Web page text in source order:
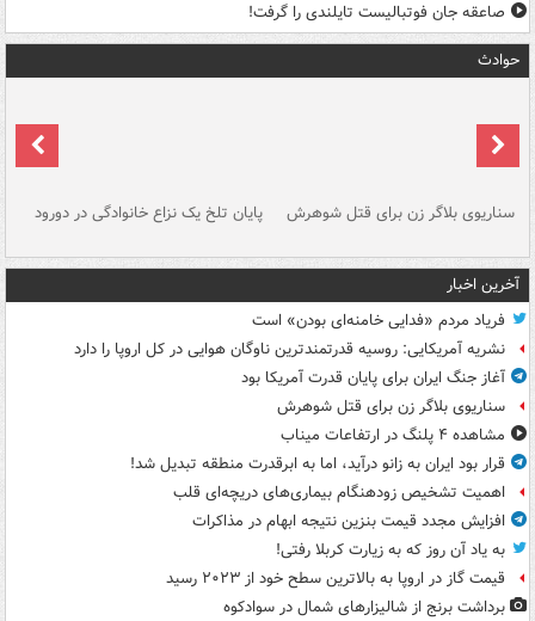
صاعقه جان فوتبالیست تایلندی را گرفت!
حوادث
سناریوی بلاگر زن برای قتل شوهرش پایان تلخ یک نزاع خانوادگی در دورود
آخرین اخبار
فریاد مردم «فدایی خامنه‌ای بودن» است
نشریه آمریکایی: روسیه قدرتمندترین ناوگان هوایی در کل اروپا را دارد
آغاز جنگ ایران برای پایان قدرت آمریکا بود
سناریوی بلاگر زن برای قتل شوهرش
مشاهده ۴ پلنگ در ارتفاعات میناب
قرار بود ایران به زانو درآید، اما به ابرقدرت منطقه تبدیل شد!
اهمیت تشخیص زودهنگام بیماری‌های دریچه‌ای قلب
افزایش مجدد قیمت بنزین نتیجه ابهام در مذاکرات
به یاد آن روز که به زیارت کربلا رفتی!
قیمت گاز در اروپا به بالاترین سطح خود از ۲۰۲۳ رسید
برداشت برنج از شالیزارهای شمال در سوادکوه